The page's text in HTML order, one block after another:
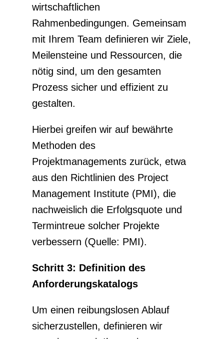
wirtschaftlichen
Rahmenbedingungen. Gemeinsam
mit Ihrem Team definieren wir Ziele,
Meilensteine und Ressourcen, die
nötig sind, um den gesamten
Prozess sicher und effizient zu
gestalten.
Hierbei greifen wir auf bewährte
Methoden des
Projektmanagements zurück, etwa
aus den Richtlinien des Project
Management Institute (PMI), die
nachweislich die Erfolgsquote und
Termintreue solcher Projekte
verbessern (Quelle: PMI).
Schritt 3: Definition des
Anforderungskatalogs
Um einen reibungslosen Ablauf
sicherzustellen, definieren wir